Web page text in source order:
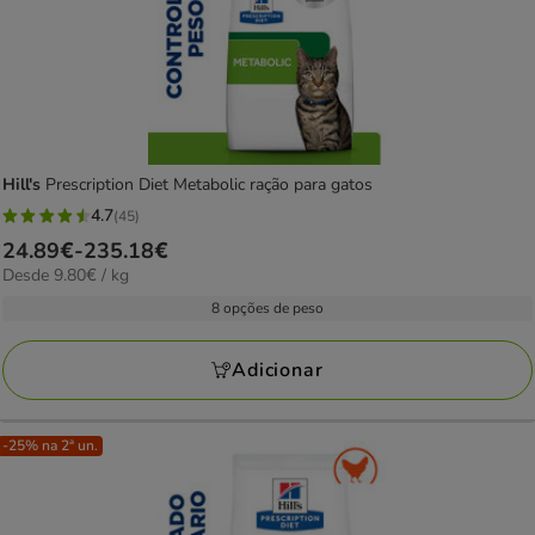
Hill's Prescription Diet Metabolic ração para gatos
4.7
estrelas
com
avaliações
4.7(45)
Preço
de
235.18€
24.89€-235.18€
9.80€
Desde 9.80€ / kg
8 opções de peso
Adicionar
-25% na 2ª un.